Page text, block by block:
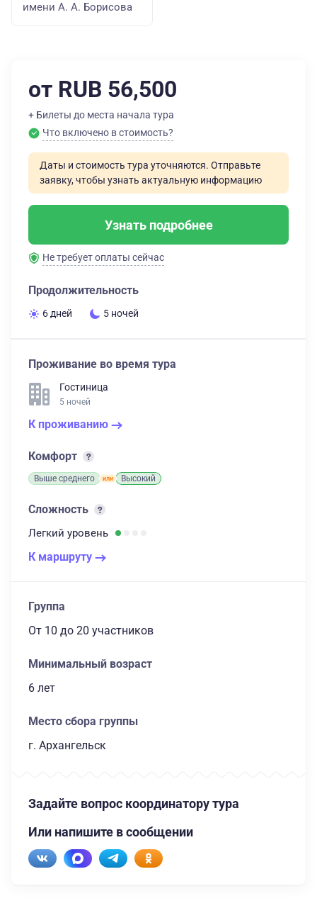
имени А. А. Борисова
от RUB 56,500
+ Билеты до места начала тура
Что включено в стоимость?
Даты и стоимость тура уточняются. Отправьте
заявку, чтобы узнать актуальную информацию
Узнать подробнее
Не требует оплаты сейчас
Продолжительность
6 дней 5 ночей
Проживание во время тура
Гостиница
5 ночей
К проживанию
Комфорт
Выше среднего Высокий
Сложность
Легкий уровень
К маршруту
Группа
От 10 до 20 участников
Минимальный возраст
6 лет
Место сбора группы
г. Архангельск
Задайте вопрос координатору тура
Или напишите в сообщении